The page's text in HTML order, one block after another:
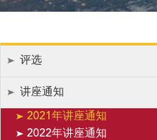
评选
讲座通知
2021年讲座通知
2022年讲座通知